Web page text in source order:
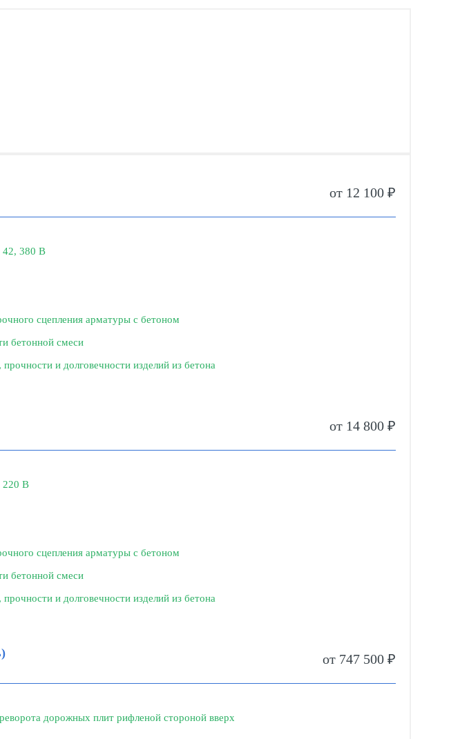
от 12 100 ₽
42, 380 В
сцепления арматуры с бетоном
бетонной смеси
прочности и долговечности изделий из бетона
от 14 800 ₽
220 В
сцепления арматуры с бетоном
бетонной смеси
прочности и долговечности изделий из бетона
от 747 500 ₽
дорожных плит рифленой стороной вверх